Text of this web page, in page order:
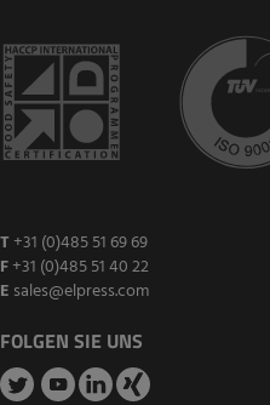
T +31 (0)485 51 69 69
F+31 (0)485 51 40 22
E sales@elpress.com
FOLGEN SIE UNS